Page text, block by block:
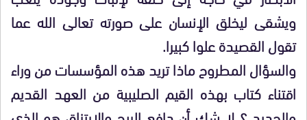
ويشقى ليخلق الإنسان على صورته تعالى الله عما
تقول القصيدة علوا كبيرا.
والسؤال المطروح ماذا تريد هذه المؤسسات من وراء
اقتناء كتاب بهذه القيم الصليبية من العهد القديم